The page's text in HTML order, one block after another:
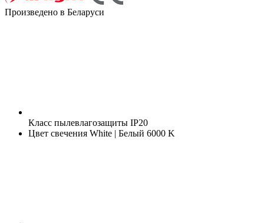
Произведено в Беларуси
Класс пылевлагозащиты IP20
Цвет свечения White | Белый 6000 K